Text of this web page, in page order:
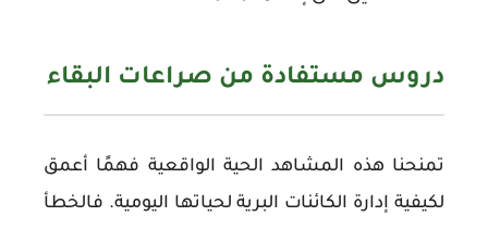
دروس مستفادة من صراعات البقاء
تمنحنا هذه المشاهد الحية الواقعية فهمًا أعمق
لكيفية إدارة الكائنات البرية لحياتها اليومية. فالخطأ